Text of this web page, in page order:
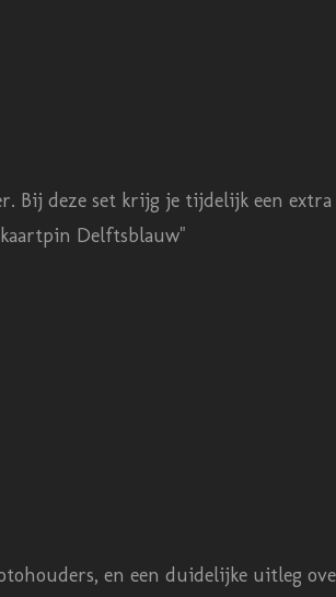
Bij deze set krijg je tijdelijk een extra
Delftsblauw"
en een duidelijke uitleg